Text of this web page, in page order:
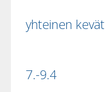
yhteinen
7.-9.4